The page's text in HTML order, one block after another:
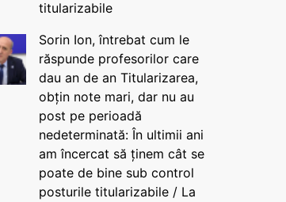
titularizabile
Sorin Ion, întrebat cum le
răspunde profesorilor care
dau an de an Titularizarea,
obțin note mari, dar nu au
post pe perioadă
nedeterminată: În ultimii ani
am încercat să ținem cât se
poate de bine sub control
posturile titularizabile / La